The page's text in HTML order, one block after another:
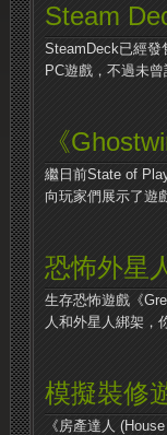
Steam
SteamDeck已經發
PC遊戲，不過未
《
繼日前State of
向玩家們展示了遊
恐怖外星
生存恐怖遊戲《
人和外星人綁架，
模擬裝修
《房產達人